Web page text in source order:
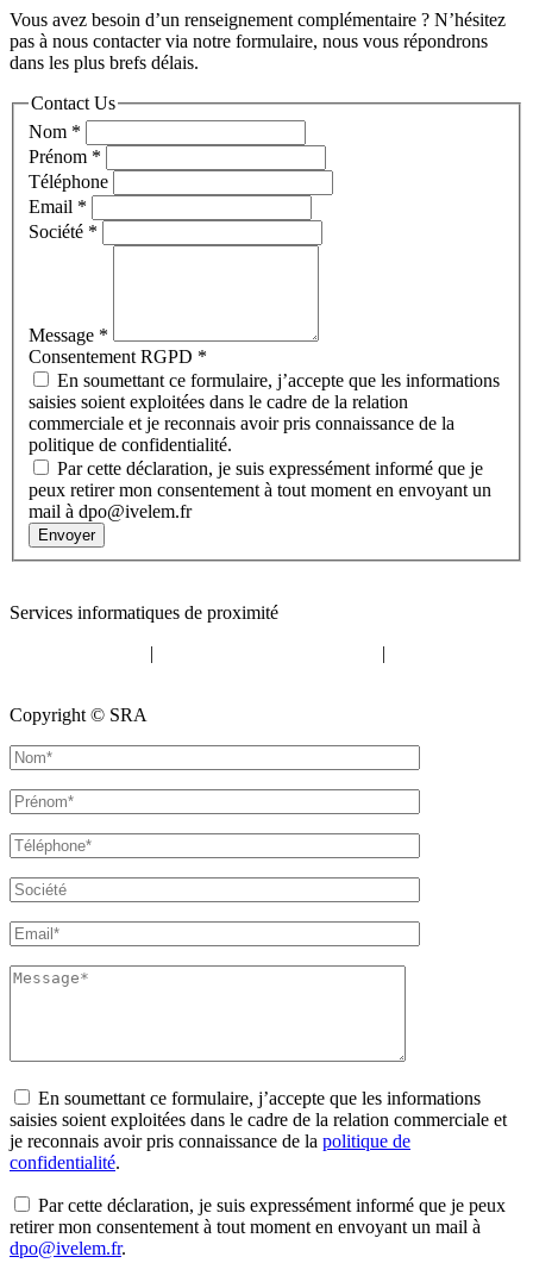
Vous avez besoin d’un renseignement complémentaire ? N’hésitez
pas à nous contacter via notre formulaire, nous vous répondrons
dans les plus brefs délais.
Contact Us
Nom *
Prénom *
Téléphone
Email *
Société *
Message *
Consentement RGPD *
En soumettant ce formulaire, j’accepte que les informations
saisies soient exploitées dans le cadre de la relation
commerciale et je reconnais avoir pris connaissance de la
politique de confidentialité.
Par cette déclaration, je suis expressément informé que je
peux retirer mon consentement à tout moment en envoyant un
mail à dpo@ivelem.fr
Envoyer
Services informatiques de proximité
| |
Copyright © SRA
En soumettant ce formulaire, j’accepte que les informations
saisies soient exploitées dans le cadre de la relation commerciale et
je reconnais avoir pris connaissance de la politique de
confidentialité.
Par cette déclaration, je suis expressément informé que je peux
retirer mon consentement à tout moment en envoyant un mail à
dpo@ivelem.fr.